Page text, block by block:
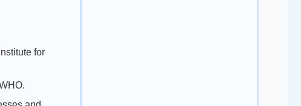
for